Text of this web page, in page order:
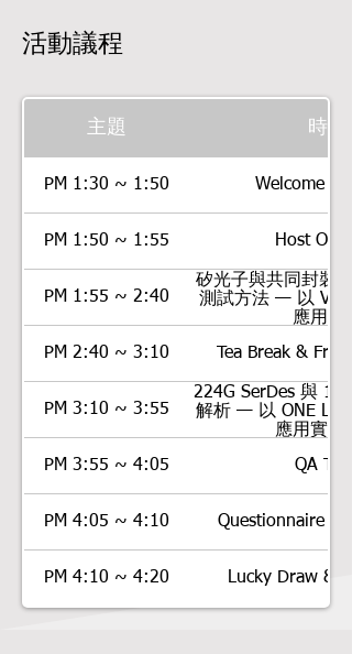
活動議程
主題 時間
PM 1:30 ~ 1:50 Welcome 報
PM 1:50 ~ 1:55 Host
PM 1:55 ~ 2:40
矽光子與共同封裝
測試方法 — 以
應用實
PM 2:40 ~ 3:10
Tea Break & Free
PM 3:10 ~ 3:55
224G SerDes 與
解析 — 以 ONE
應用實例
PM 3:55 ~ 4:05
QA Time
PM 4:05 ~ 4:10 Questionnaire &
PM 4:10 ~ 4:20 Lucky Draw &